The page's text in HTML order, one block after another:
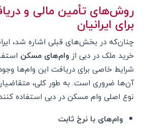
روش‌های تأمین مالی و
برای ایرانیان
چنان‌که در بخش‌های قبلی اشاره شد،
خرید ملک در دبی از وام‌های مسکن
شرایط خاصی برای دریافت این وام‌ها
آن‌ها ضروری است. به طور کلی،
نوع اصلی وام مسکن در دبی استفاده
وام‌های با نرخ ثابت